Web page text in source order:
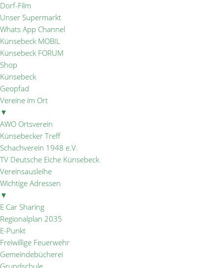
Dorf-Film
Unser Supermarkt
Whats App Channel
Künsebeck MOBIL
Künsebeck FORUM
Shop
Künsebeck
Geopfad
Vereine im Ort
▼
AWO Ortsverein
Künsebecker Treff
Schachverein 1948 e.V.
TV Deutsche Eiche Künsebeck
Vereinsausleihe
Wichtige Adressen
▼
E Car Sharing
Regionalplan 2035
E-Punkt
Freiwillige Feuerwehr
Gemeindebücherei